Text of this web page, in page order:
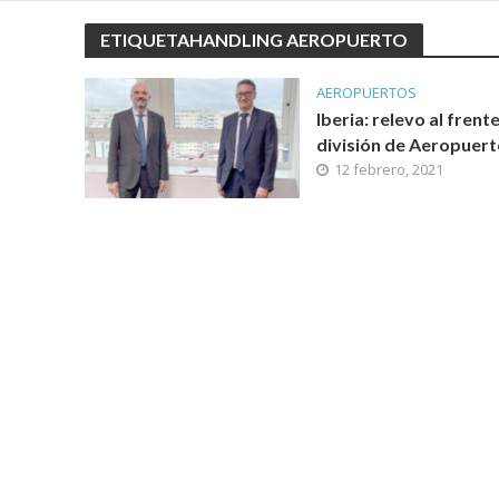
ETIQUETAHANDLING AEROPUERTO
AEROPUERTOS
Iberia: relevo al
división de
12 febrero, 2021